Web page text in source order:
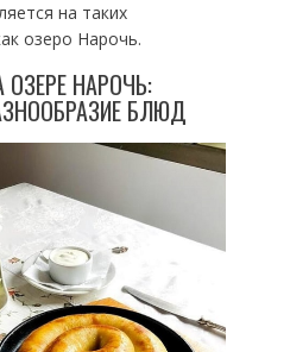
на таких
озеро Нарочь.
НАРОЧЬ:
БЛЮД